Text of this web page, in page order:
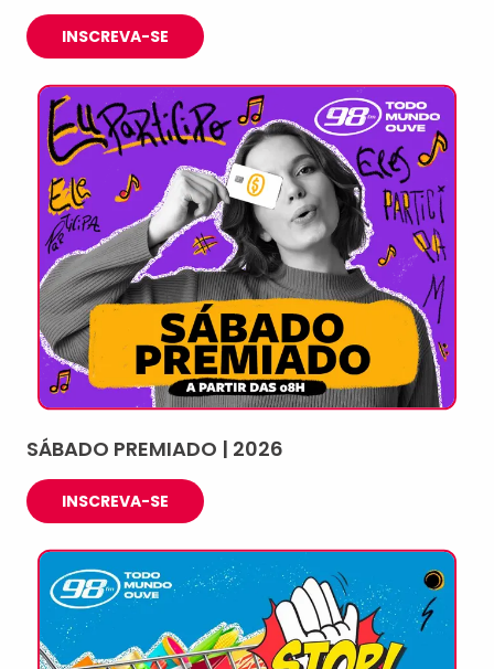
INSCREVA-SE
SÁBADO PREMIADO | 2026
INSCREVA-SE